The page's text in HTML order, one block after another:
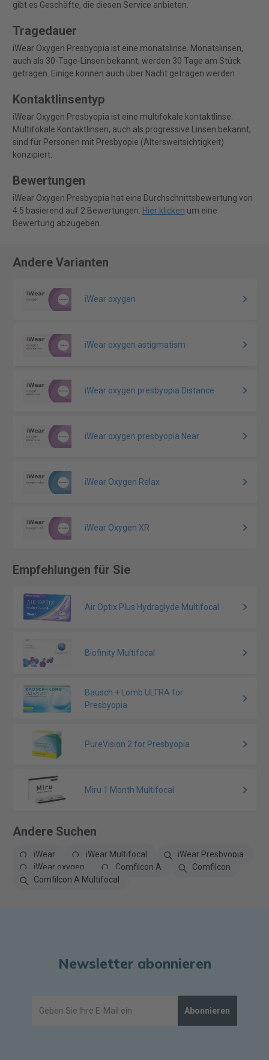
gibt es Geschäfte, die diesen Service anbieten.
Tragedauer
iWear Oxygen Presbyopia ist eine monatslinse. Monatslinsen,
auch als 30-Tage-Linsen bekannt, werden 30 Tage am Stück
getragen. Einige können auch über Nacht getragen werden.
Kontaktlinsentyp
iWear Oxygen Presbyopia ist eine multifokale kontaktlinse.
Multifokale Kontaktlinsen, auch als progressive Linsen bekannt,
sind für Personen mit Presbyopie (Altersweitsichtigkeit)
konzipiert.
Bewertungen
iWear Oxygen Presbyopia hat eine Durchschnittsbewertung von
4.5 basierend auf 2 Bewertungen. Hier klicken um eine
Bewertung abzugeben.
Andere Varianten
iWear oxygen
iWear oxygen astigmatism
iWear oxygen presbyopia Distance
iWear oxygen presbyopia Near
iWear Oxygen Relax
iWear Oxygen XR
Empfehlungen für Sie
Air Optix Plus Hydraglyde Multifocal
Biofinity Multifocal
Bausch + Lomb ULTRA for
Presbyopia
PureVision 2 for Presbyopia
Miru 1 Month Multifocal
Andere Suchen
iWear iWear Multifocal
iWear Presbyopia
iWear oxygen
Comfilcon A
Comfilcon
Comfilcon A Multifocal
Newsletter abonnieren
Abonnieren